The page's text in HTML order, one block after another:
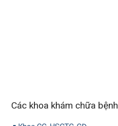
Các khoa khám chữa bệnh